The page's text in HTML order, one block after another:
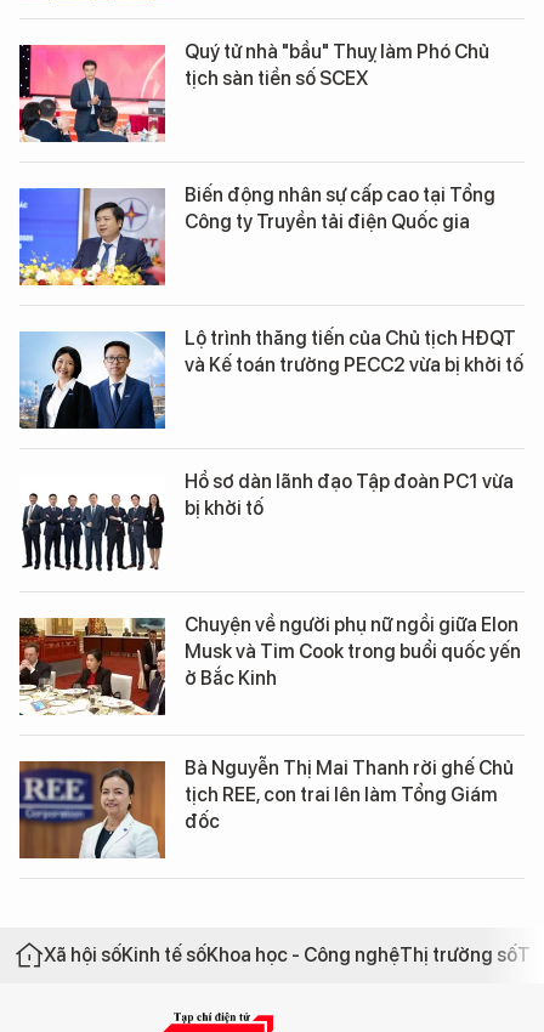
Quý tử nhà "bầu" Thuỵ làm Phó Chủ
tịch sàn tiền số SCEX
Biến động nhân sự cấp cao tại Tổng
Công ty Truyền tải điện Quốc gia
Lộ trình thăng tiến của Chủ tịch HĐQT
và Kế toán trưởng PECC2 vừa bị khởi tố
Hồ sơ dàn lãnh đạo Tập đoàn PC1 vừa
bị khởi tố
Chuyện về người phụ nữ ngồi giữa Elon
Musk và Tim Cook trong buổi quốc yến
ở Bắc Kinh
Bà Nguyễn Thị Mai Thanh rời ghế Chủ
tịch REE, con trai lên làm Tổng Giám
đốc
Xã hội sốKinh tế sốKhoa học - Công nghệThị trường số